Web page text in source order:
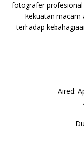
fotografer profesional
Kekuatan macam
terhadap
Aired: